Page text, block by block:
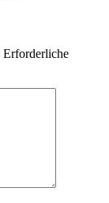
Erforderliche